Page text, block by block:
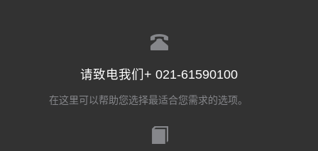
请致电我们+ 021-61590100
在这里可以帮助您选择最适合您需求的选项。